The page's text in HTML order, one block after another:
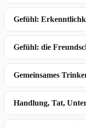
Gefühl:
Gefühl: die
Gemeinsames
Handlung, Tat,